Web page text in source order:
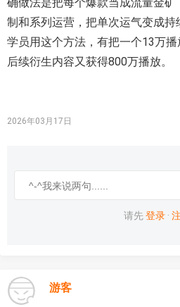
制和系列运营，把单次运气变成
学员用这个方法，有把一个13万播
后续衍生内容又获得800万播放。
2026年03月17日
请先登录 ·
游客